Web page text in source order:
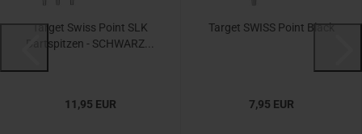
Target Swiss Point SLK
Dartspitzen - SCHWARZ...
11,95 EUR
Target SWISS Point Black
7,95 EUR